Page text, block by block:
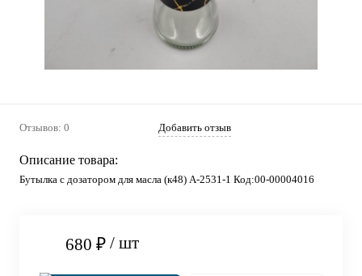
Отзывов: 0 Добавить отзыв
Описание товара:
Бутылка с дозатором для масла (к48) А-2531-1 Код:00-00004016
680 ₽ / шт